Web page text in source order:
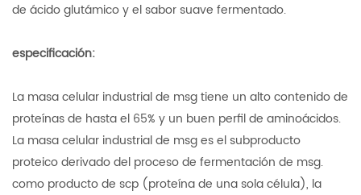
de ácido glutámico y el sabor suave fermentado.
especificación:
La masa celular industrial de msg tiene un alto contenido de
proteínas de hasta el 65% y un buen perfil de aminoácidos.
La masa celular industrial de msg es el subproducto
proteico derivado del proceso de fermentación de msg.
como producto de scp (proteína de una sola célula), la